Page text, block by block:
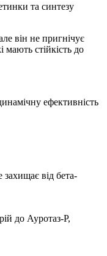
та синтезу
він не пригнічує
стійкість до
ефективність
захищає від бета-
до Ауротаз-Р,